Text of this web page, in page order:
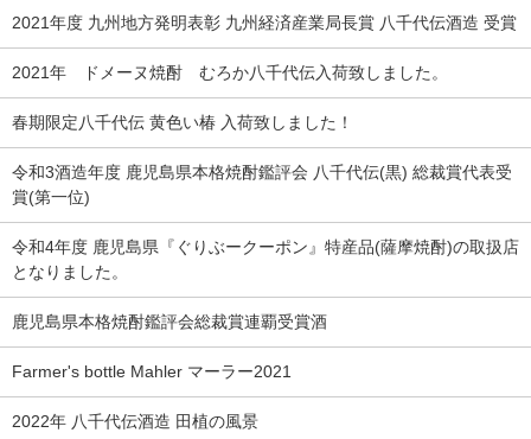
2021年度 九州地方発明表彰 九州経済産業局長賞 八千代伝酒造 受賞
2021年 ドメーヌ焼酎 むろか八千代伝入荷致しました。
春期限定八千代伝 黄色い椿 入荷致しました！
令和3酒造年度 鹿児島県本格焼酎鑑評会 八千代伝(黒) 総裁賞代表受
賞(第一位)
令和4年度 鹿児島県『ぐりぶークーポン』特産品(薩摩焼酎)の取扱店
となりました。
鹿児島県本格焼酎鑑評会総裁賞連覇受賞酒
Farmer's bottle Mahler マーラー2021
2022年 八千代伝酒造 田植の風景